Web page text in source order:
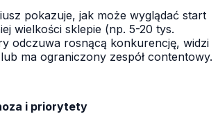
pokazuje, jak może wyglądać start
wielkości sklepie (np. 5-20 tys.
odczuwa rosnącą konkurencję, widzi
ma ograniczony zespół contentowy.
i priorytety